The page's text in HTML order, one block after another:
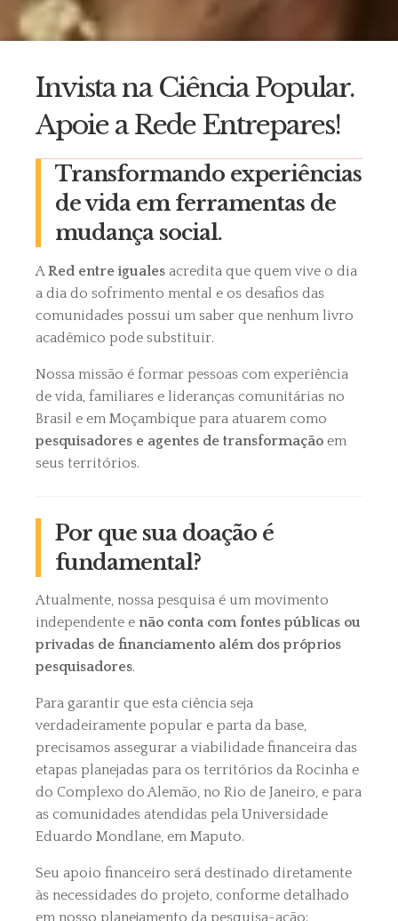
Invista na Ciência Popular.
Apoie a Rede Entrepares!
Transformando experiências
de vida em ferramentas de
mudança social.
A Red entre iguales acredita que quem vive o dia
a dia do sofrimento mental e os desafios das
comunidades possui um saber que nenhum livro
acadêmico pode substituir.
Nossa missão é formar pessoas com experiência
de vida, familiares e lideranças comunitárias no
Brasil e em Moçambique para atuarem como
pesquisadores e agentes de transformação em
seus territórios.
Por que sua doação é
fundamental?
Atualmente, nossa pesquisa é um movimento
independente e não conta com fontes públicas ou
privadas de financiamento além dos próprios
pesquisadores.
Para garantir que esta ciência seja
verdadeiramente popular e parta da base,
precisamos assegurar a viabilidade financeira das
etapas planejadas para os territórios da Rocinha e
do Complexo do Alemão, no Rio de Janeiro, e para
as comunidades atendidas pela Universidade
Eduardo Mondlane, em Maputo.
Seu apoio financeiro será destinado diretamente
às necessidades do projeto, conforme detalhado
em nosso planejamento da pesquisa-ação: